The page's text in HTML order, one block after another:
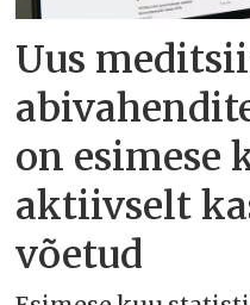
Uus
on esimese
aktiivselt
võetud